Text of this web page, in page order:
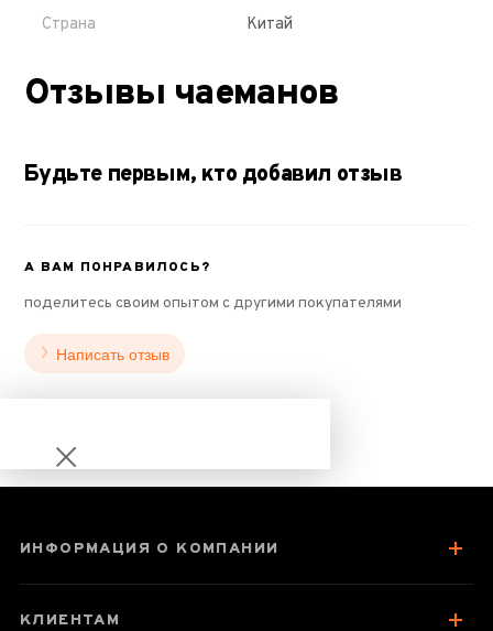
Страна Китай
Отзывы чаеманов
Будьте первым, кто добавил отзыв
А ВАМ ПОНРАВИЛОСЬ?
поделитесь своим опытом с другими покупателями
Написать отзыв
Заварочная
ИНФОРМАЦИЯ О КОМПАНИИ
КЛИЕНТАМ